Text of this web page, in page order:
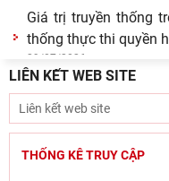
Giá trị truyền thống
thống thực thi quyền
29/07/2026
Tín ngưỡng thờ cúng
cứu từ tộc ước và hậu
29/07/2026
Hội thảo “Không
LIÊN KẾT WEB SITE
THỐNG KÊ TRUY CẬP